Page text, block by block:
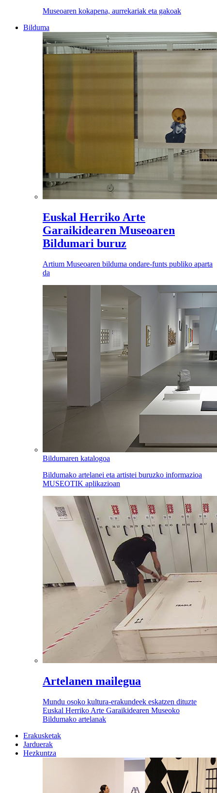
Museoaren kokapena, aurrekariak eta gakoak
Bilduma
Euskal Herriko Arte
Garaikidearen Museoaren
Bildumari buruz
Artium Museoaren bilduma ondare-funts publiko aparta
da
Bildumaren katalogoa
Bildumako artelanei eta artistei buruzko informazioa
MUSEOTIK aplikazioan
Artelanen mailegua
Mundu osoko kultura-erakundeek eskatzen dituzte
Euskal Herriko Arte Garaikidearen Museoko
Bildumako artelanak
Erakusketak
Jarduerak
Hezkuntza